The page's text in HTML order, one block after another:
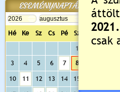
ESEMÉNYNAPTÁR
Hé Ke Sz Cs Pé Sz
Va
1
3
4 5 6 7 8
10 11 12 13 14 15